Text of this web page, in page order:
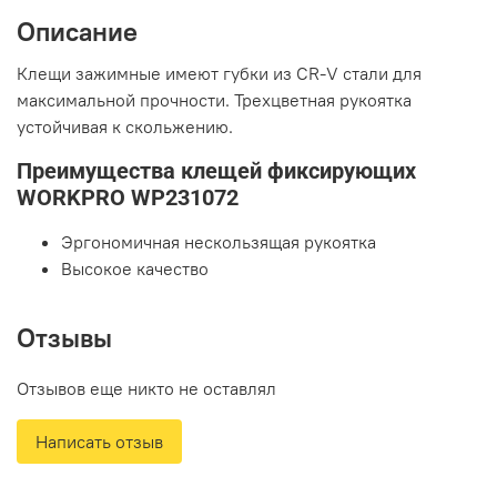
Описание
Клещи зажимные имеют губки из CR-V стали для
максимальной прочности. Трехцветная рукоятка
устойчивая к скольжению.
Преимущества клещей фиксирующих
WORKPRO WP231072
Эргономичная нескользящая рукоятка
Высокое качество
Отзывы
Отзывов еще никто не оставлял
Написать отзыв